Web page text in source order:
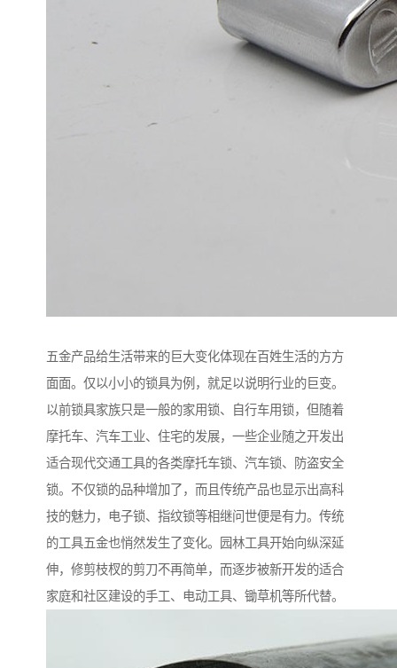
五金产品给生活带来的巨大变化体现在百姓生活的方方
面面。仅以小小的锁具为例，就足以说明行业的巨变。
以前锁具家族只是一般的家用锁、自行车用锁，但随着
摩托车、汽车工业、住宅的发展，一些企业随之开发出
适合现代交通工具的各类摩托车锁、汽车锁、防盗安全
锁。不仅锁的品种增加了，而且传统产品也显示出高科
技的魅力，电子锁、指纹锁等相继问世便是有力。传统
的工具五金也悄然发生了变化。园林工具开始向纵深延
伸，修剪枝杈的剪刀不再简单，而逐步被新开发的适合
家庭和社区建设的手工、电动工具、锄草机等所代替。